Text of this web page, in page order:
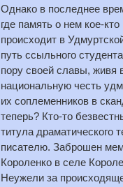
Однако в последнее
где память о нем кое-
происходит в
путь ссыльного
пору своей славы, живя
национальную честь
их соплеменников в
теперь? Кто-то
титула драматического
писателю. Заброшен
Короленко в селе
Неужели за